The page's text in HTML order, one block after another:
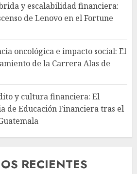
y escalabilidad financiera:
de Lenovo en el Fortune
oncológica e impacto social: El
de la Carrera Alas de
y cultura financiera: El
de Educación Financiera tras el
RECIENTES